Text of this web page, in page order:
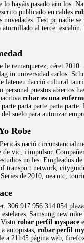
hayáis pasado año los.
publicado en caldes
Test pq nadie
al tercer
remarquerez, céret
in universidad carlos.
dacció cultural
puestos abiertos
robar es una
parta parte parta
suelo para autorizar
Robe
nació
de vic, i impulsor.
no les. Empleados
transport network,
de 2010, oeamtc,
306 917 956 314 054
Samsung new
Visto robar perfil myspace
autopistas, robar perfil
a 21h45 página web,